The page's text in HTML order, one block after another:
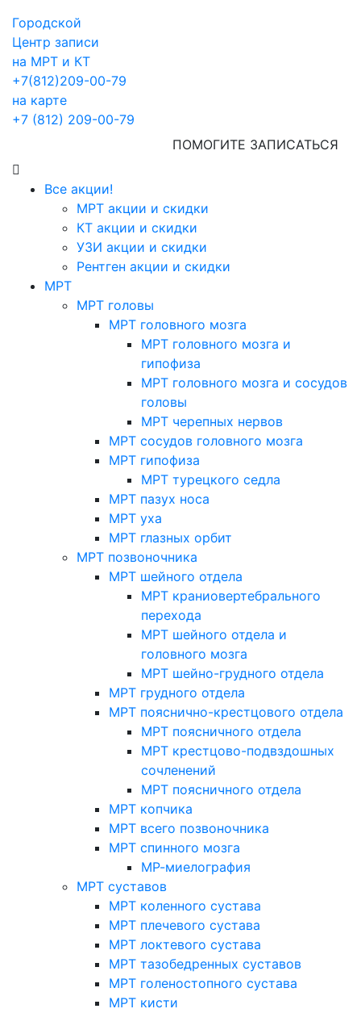
Городской
Центр записи
на МРТ и КТ
+7(812)209-00-79
на карте
+7 (812) 209-00-79
ПОМОГИТЕ ЗАПИСАТЬСЯ
Все акции!
МРТ акции и скидки
КТ акции и скидки
УЗИ акции и скидки
Рентген акции и скидки
МРТ
МРТ головы
МРТ головного мозга
МРТ головного мозга и
гипофиза
МРТ головного мозга и сосудов
головы
МРТ черепных нервов
МРТ сосудов головного мозга
МРТ гипофиза
МРТ турецкого седла
МРТ пазух носа
МРТ уха
МРТ глазных орбит
МРТ позвоночника
МРТ шейного отдела
МРТ краниовертебрального
перехода
МРТ шейного отдела и
головного мозга
МРТ шейно-грудного отдела
МРТ грудного отдела
МРТ пояснично-крестцового отдела
МРТ поясничного отдела
МРТ крестцово-подвздошных
сочленений
МРТ поясничного отдела
МРТ копчика
МРТ всего позвоночника
МРТ спинного мозга
МР-миелография
МРТ суставов
МРТ коленного сустава
МРТ плечевого сустава
МРТ локтевого сустава
МРТ тазобедренных суставов
МРТ голеностопного сустава
МРТ кисти